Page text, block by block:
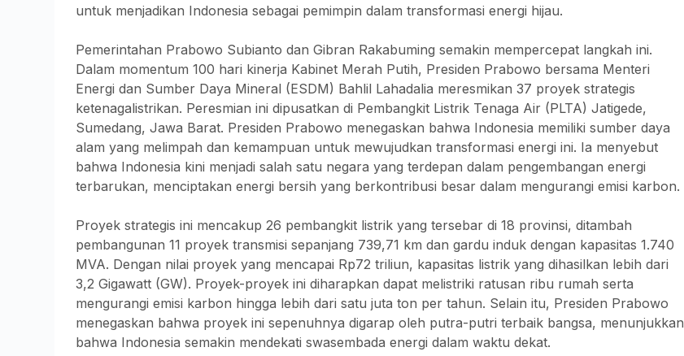
untuk menjadikan Indonesia sebagai pemimpin dalam transformasi energi hijau.
Pemerintahan Prabowo Subianto dan Gibran Rakabuming semakin mempercepat langkah ini.
Dalam momentum 100 hari kinerja Kabinet Merah Putih, Presiden Prabowo bersama Menteri
Energi dan Sumber Daya Mineral (ESDM) Bahlil Lahadalia meresmikan 37 proyek strategis
ketenagalistrikan. Peresmian ini dipusatkan di Pembangkit Listrik Tenaga Air (PLTA) Jatigede,
Sumedang, Jawa Barat. Presiden Prabowo menegaskan bahwa Indonesia memiliki sumber daya
alam yang melimpah dan kemampuan untuk mewujudkan transformasi energi ini. Ia menyebut
bahwa Indonesia kini menjadi salah satu negara yang terdepan dalam pengembangan energi
terbarukan, menciptakan energi bersih yang berkontribusi besar dalam mengurangi emisi karbon.
Proyek strategis ini mencakup 26 pembangkit listrik yang tersebar di 18 provinsi, ditambah
pembangunan 11 proyek transmisi sepanjang 739,71 km dan gardu induk dengan kapasitas 1.740
MVA. Dengan nilai proyek yang mencapai Rp72 triliun, kapasitas listrik yang dihasilkan lebih dari
3,2 Gigawatt (GW). Proyek-proyek ini diharapkan dapat melistriki ratusan ribu rumah serta
mengurangi emisi karbon hingga lebih dari satu juta ton per tahun. Selain itu, Presiden Prabowo
menegaskan bahwa proyek ini sepenuhnya digarap oleh putra-putri terbaik bangsa, menunjukkan
bahwa Indonesia semakin mendekati swasembada energi dalam waktu dekat.